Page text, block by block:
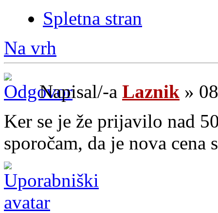
Spletna stran
Na vrh
Napisal/-a Laznik »
Ker se je že prijavilo nad
sporočam, da je nova cena